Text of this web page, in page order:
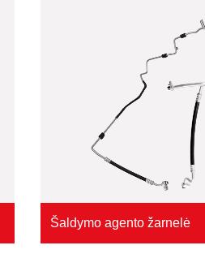
Šaldymo agento žarnelė